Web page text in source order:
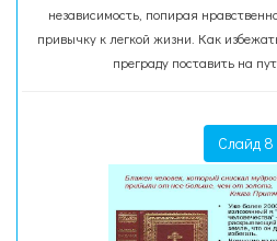
независимость, попирая
привычку к легкой жизни. Как
преграду поставить на
Слайд 8